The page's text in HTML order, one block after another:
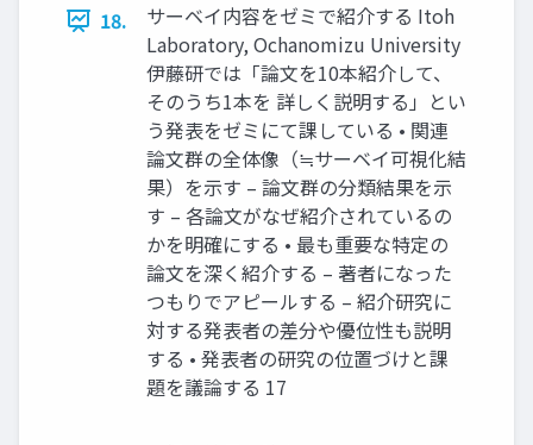
18.
サーベイ内容をゼミで紹介する Itoh
Laboratory, Ochanomizu University
伊藤研では「論文を10本紹介して、
そのうち1本を 詳しく説明する」とい
う発表をゼミにて課している • 関連
論文群の全体像（≒サーベイ可視化結
果）を示す – 論文群の分類結果を示
す – 各論文がなぜ紹介されているの
かを明確にする • 最も重要な特定の
論文を深く紹介する – 著者になった
つもりでアピールする – 紹介研究に
対する発表者の差分や優位性も説明
する • 発表者の研究の位置づけと課
題を議論する 17